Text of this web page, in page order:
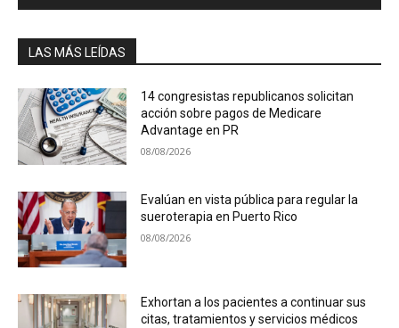
LAS MÁS LEÍDAS
14 congresistas republicanos solicitan
acción sobre pagos de Medicare
Advantage en PR
08/08/2026
Evalúan en vista pública para regular la
sueroterapia en Puerto Rico
08/08/2026
Exhortan a los pacientes a continuar sus
citas, tratamientos y servicios médicos